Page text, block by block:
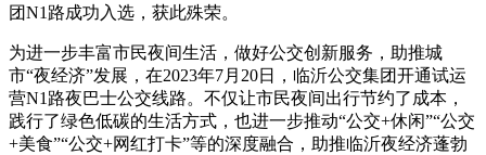
团N1路成功入选，获此殊荣。
为进一步丰富市民夜间生活，做好公交创新服务，助推城
市“夜经济”发展，在2023年7月20日，临沂公交集团开通试运
营N1路夜巴士公交线路。不仅让市民夜间出行节约了成本，
践行了绿色低碳的生活方式，也进一步推动“公交+休闲”“公交
+美食”“公交+网红打卡”等的深度融合，助推临沂夜经济蓬勃